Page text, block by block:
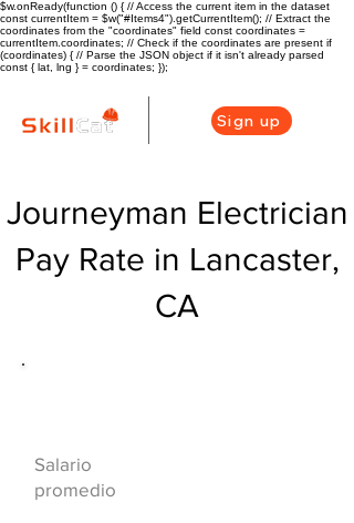
$w.onReady(function () { // Access the current item in the dataset
const currentItem = $w("#Items4").getCurrentItem(); // Extract the
coordinates from the "coordinates" field const coordinates =
currentItem.coordinates; // Check if the coordinates are present if
(coordinates) { // Parse the JSON object if it isn't already parsed
const { lat, lng } = coordinates; });
Sign up
Journeyman Electrician
Pay Rate in Lancaster,
CA
Salario
promedio